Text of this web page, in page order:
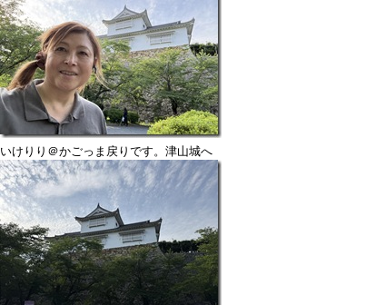
いけりり＠かごっま戻りです。津山城へ